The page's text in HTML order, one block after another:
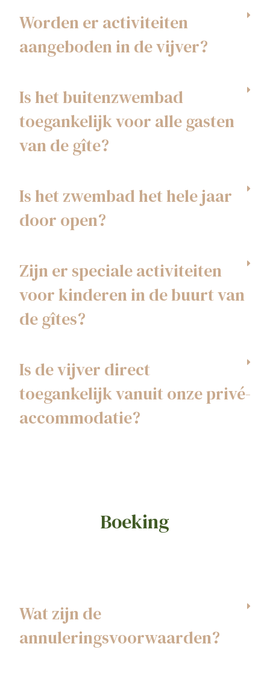
Worden er activiteiten
aangeboden in de vijver?
Is het buitenzwembad
toegankelijk voor alle gasten
van de gîte?
Is het zwembad het hele jaar
door open?
Zijn er speciale activiteiten
voor kinderen in de buurt van
de gîtes?
Is de vijver direct
toegankelijk vanuit onze privé-
accommodatie?
Boeking
Wat zijn de
annuleringsvoorwaarden?